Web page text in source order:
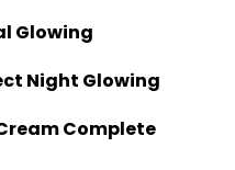
Glowing
Night Glowing
Complete